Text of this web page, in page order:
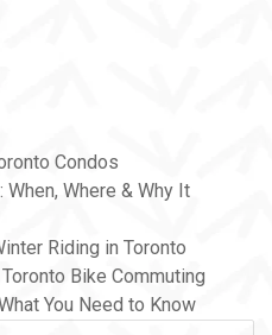
Condos
When, Where & Why It
Riding in Toronto
Bike Commuting
You Need to Know